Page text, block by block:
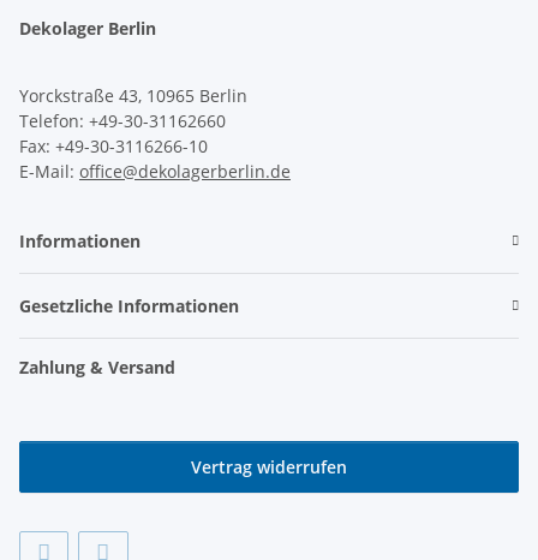
Dekolager Berlin
Yorckstraße 43, 10965 Berlin
Telefon: +49-30-31162660
Fax: +49-30-3116266-10
E-Mail: office@dekolagerberlin.de
Informationen
Gesetzliche Informationen
Zahlung & Versand
Vertrag widerrufen